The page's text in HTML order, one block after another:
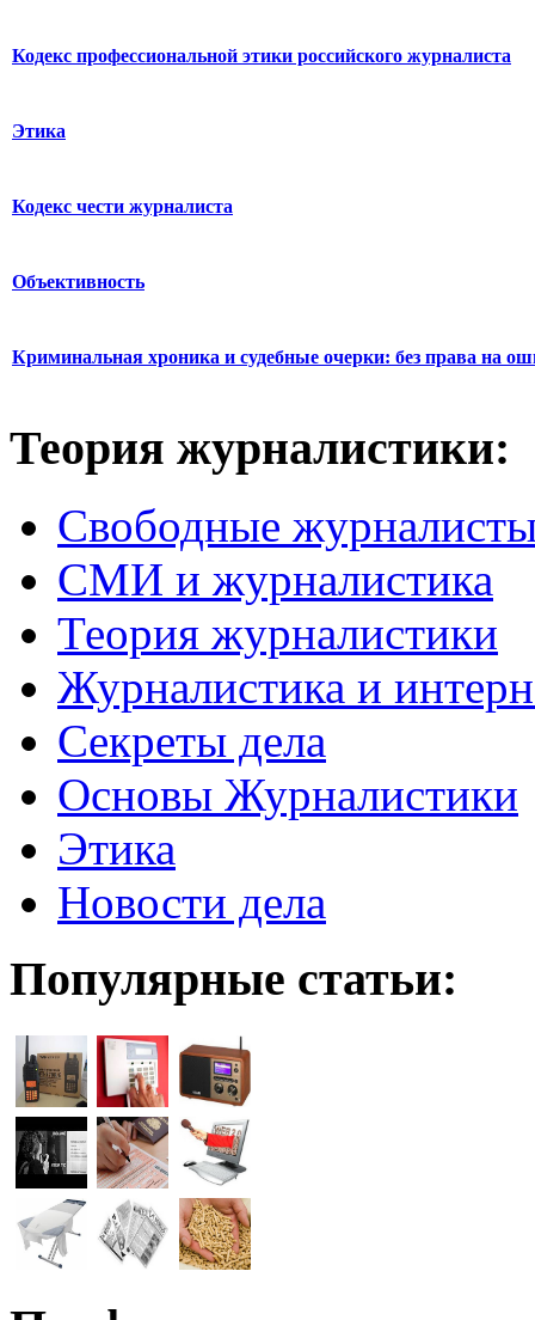
Кодекс профессиональной этики российского журналиста
Этика
Кодекс чести журналиста
Объективность
Криминальная хроника и судебные очерки: без права на
Теория журналистики:
Свободные
СМИ и журналистика
Теория журналистики
Журналистика и
Секреты дела
Основы Журналистики
Этика
Новости дела
Популярные статьи: